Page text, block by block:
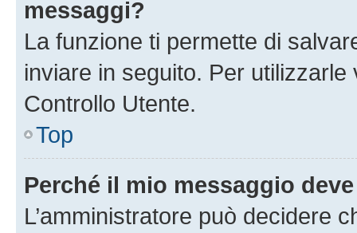
messaggi?
La funzione ti permette di
inviare in seguito. Per utilizzarle
Controllo Utente.
Top
Perché il mio messaggio
L’amministratore può decidere